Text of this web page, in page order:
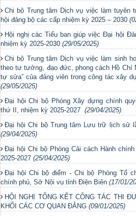
Chi bộ Trung tâm Dịch vụ việc làm tuyên
hội đảng bộ các cấp nhiệm kỳ 2025 – 2030
Hội nghị các Tiểu ban giúp việc Đại hội
nhiệm kỳ 2025-2030 (29/05/2025)
Chi bộ Trung tâm Dịch vụ việc làm sinh
theo tư tưởng, đạo đức, phong cách Hồ Chí
tự sửa” của đảng viên trong công tác xây
(29/05/2025)
Đại hội Chi bộ Phòng Xây dựng chính
thứ II, nhiệm kỳ 2025-2027 (29/04/2025)
Đại hội Chi bộ Trung tâm Lưu trữ lịch sử
(29/04/2025)
Đại hội Chi bộ Phòng Cải cách Hành
2025-2027 (25/04/2025)
Đại hội Chi bộ điểm - Chi bộ Phòng Tổ
chính phủ, Sở Nội vụ tỉnh Điện Biên (17/01/
HỘI NGHỊ TỔNG KẾT CÔNG TÁC THI
KHỐI CÁC CƠ QUAN ĐẢNG (09/01/2025)